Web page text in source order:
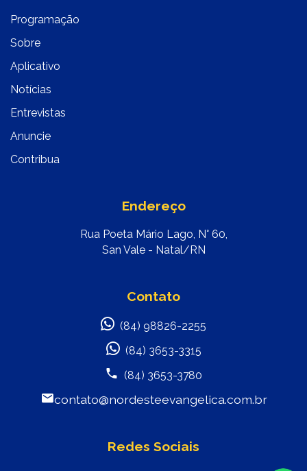
Programação
Sobre
Aplicativo
Notícias
Entrevistas
Anuncie
Contribua
Endereço
Rua Poeta Mário Lago, N° 60,
San Vale - Natal/RN
Contato
(84) 98826-2255
(84) 3653-3315
(84) 3653-3780
contato@nordesteevangelica.com.br
Redes Sociais